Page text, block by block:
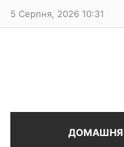
5 Серпня, 2026 10:31
ДОМАШНЯ